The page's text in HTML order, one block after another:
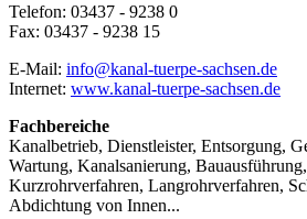
Telefon: 03437 - 9238 0
Fax: 03437 - 9238 15
E-Mail: info@kanal-tuerpe-sachsen.de
Internet: www.kanal-tuerpe-sachsen.de
Fachbereiche
Kanalbetrieb, Dienstleister, Entsorgung,
Wartung, Kanalsanierung,
Kurzrohrverfahren, Langrohrverfahren,
Abdichtung von Innen...